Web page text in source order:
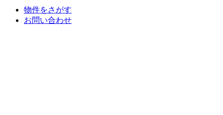
物件をさがす
お問い合わせ